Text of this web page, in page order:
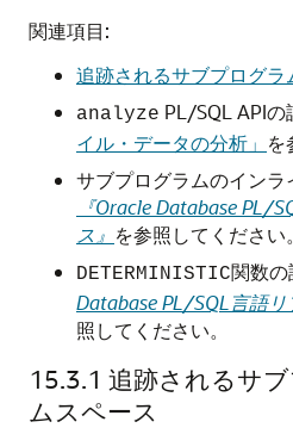
関連項目:
追跡されるサブプログラ
analyze PL/SQL APIの
イル・データの分析」 を
サブプログラムのインラ
『Oracle Database PL/
ス』 を参照してください。
DETERMINISTIC関数の
Database PL/SQL言語リ
照してください。
15.3.1 追跡されるサ
ムスペース